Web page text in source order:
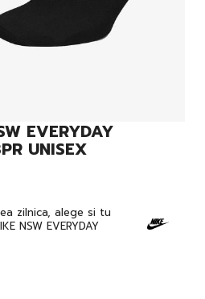
EVERYDAY
UNISEX
zilnica, alege si tu
NSW EVERYDAY